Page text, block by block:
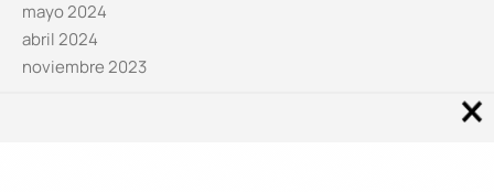
mayo 2024
abril 2024
noviembre 2023